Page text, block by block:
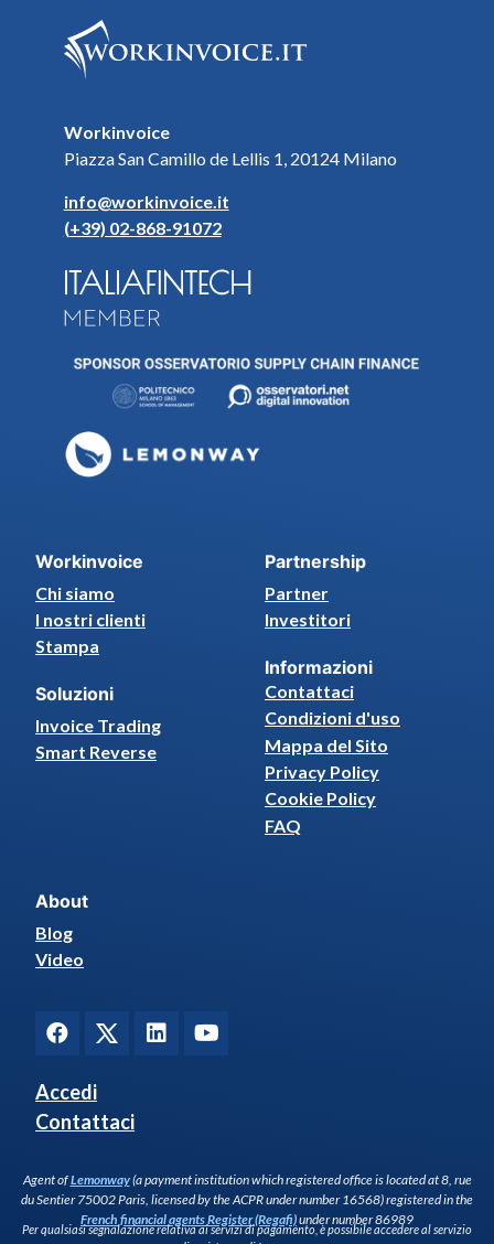
Workinvoice
Piazza San Camillo de Lellis 1, 20124 Milano
info@workinvoice.it
(+39) 02-868-91072
Workinvoice
Chi siamo
I nostri clienti
Stampa
Soluzioni
Invoice Trading
Smart Reverse
Partnership
Partner
Investitori
Informazioni
Contattaci
Condizioni d'uso
Mappa del Sito
Privacy Policy
Cookie Policy
FAQ
About
Blog
Video
Accedi
Contattaci
Agent ofLemonway(a payment institution which registered office is located at 8, rue
du Sentier 75002 Paris, licensed by the ACPR under number 16568) registered in the
French financial agents Register (Regafi)under number 86989
Per qualsiasi segnalazione relativa ai servizi di pagamento, è possibile accedere al servizio